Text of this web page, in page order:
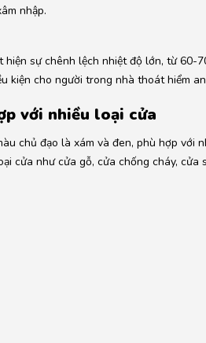
nhập.
hiện sự chênh lệch nhiệt độ lớn, từ 60-
kiện cho người trong nhà thoát hiểm
với nhiều loại cửa
chủ đạo là xám và đen, phù hợp với
cửa như cửa gỗ, cửa chống cháy,